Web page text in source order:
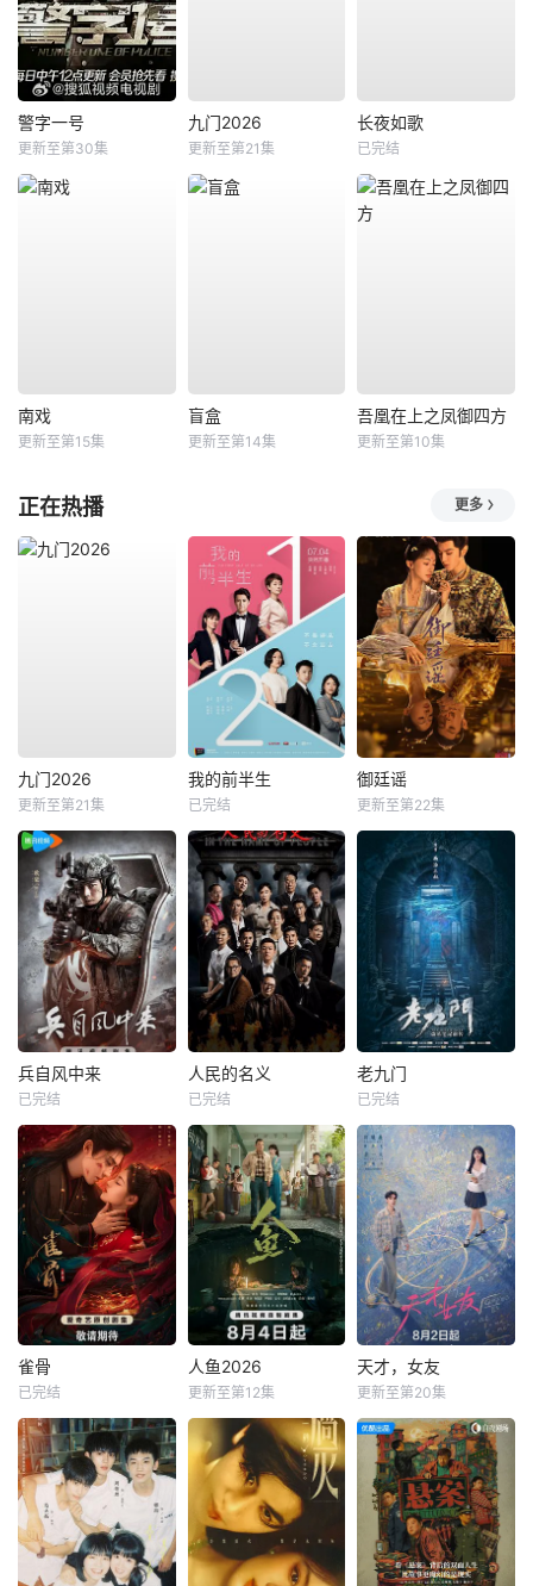
警字一号
更新至第30集
九门2026
更新至第21集
长夜如歌
已完结
南戏
更新至第15集
盲盒
更新至第14集
吾凰在上之凤御四方
更新至第10集
正在热播 更多
九门2026
更新至第21集
我的前半生
已完结
御廷谣
更新至第22集
兵自风中来
已完结
人民的名义
已完结
老九门
已完结
雀骨
已完结
人鱼2026
更新至第12集
天才，女友
更新至第20集